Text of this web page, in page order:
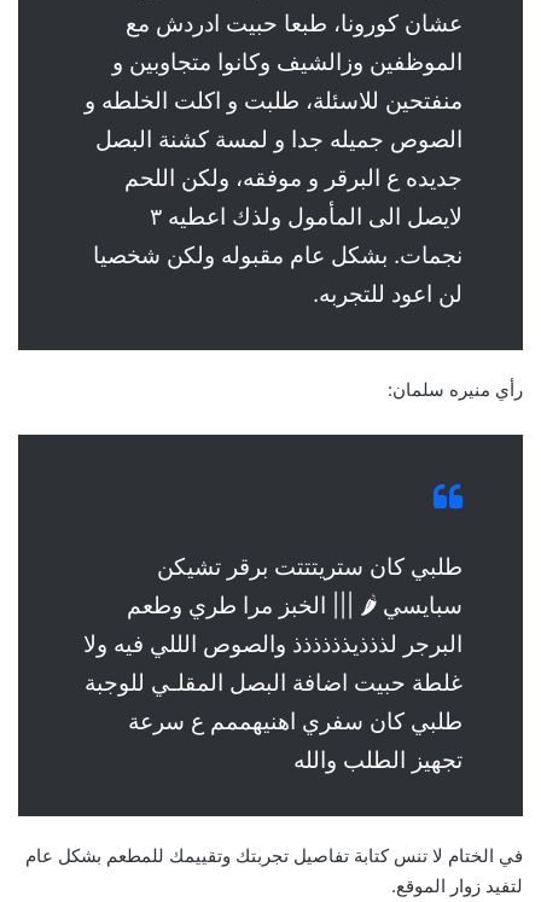
عشان كورونا، طبعا حبيت ادردش مع
الموظفين وزالشيف وكانوا متجاوبين و
منفتحين للاسئلة، طلبت و اكلت الخلطه و
الصوص جميله جدا و لمسة كشنة البصل
جديده ع البرقر و موفقه، ولكن اللحم
لايصل الى المأمول ولذك اعطيه ٣
نجمات. بشكل عام مقبوله ولكن شخصيا
لن اعود للتجربه.
رأي منيره سلمان:
طلبي كان ستريتتتت برقر تشيكن
سبايسي 🌶 ||| الخبز مرا طري وطعم
البرجر لذذذيذذذذذذ والصوص الللي فيه ولا
غلطة حبيت اضافة البصل المقلـي للوجبة
طلبي كان سفري اهنيهممم ع سرعة
تجهيز الطلب والله
في الختام لا تنس كتابة تفاصيل تجربتك وتقييمك للمطعم بشكل عام
لتفيد زوار الموقع.